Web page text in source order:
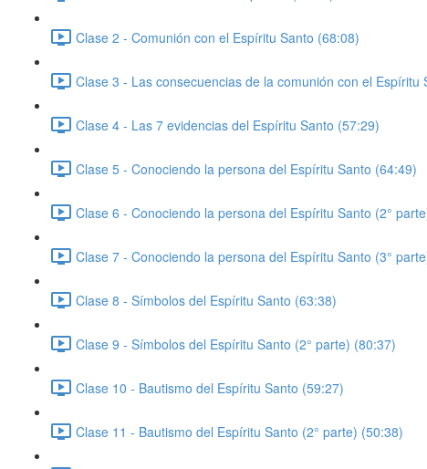
Clase 2 - Comunión con el Espíritu Santo (68:08)
Clase 3 - Las consecuencias de la comunión con el Espíritu
Clase 4 - Las 7 evidencias del Espíritu Santo (57:29)
Clase 5 - Conociendo la persona del Espíritu Santo (64:49)
Clase 6 - Conociendo la persona del Espíritu Santo (2°
Clase 7 - Conociendo la persona del Espíritu Santo (3°
Clase 8 - Símbolos del Espíritu Santo (63:38)
Clase 9 - Símbolos del Espíritu Santo (2° parte) (80:37)
Clase 10 - Bautismo del Espíritu Santo (59:27)
Clase 11 - Bautismo del Espíritu Santo (2° parte) (50:38)